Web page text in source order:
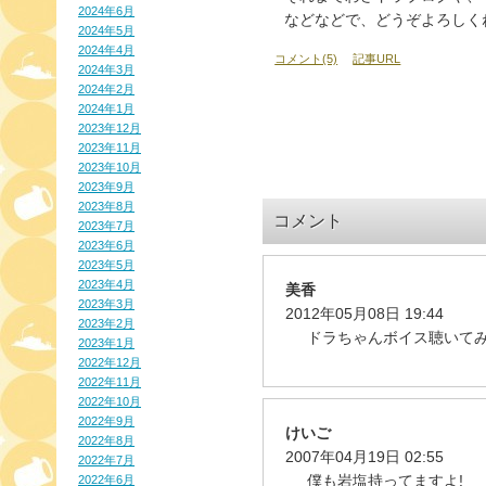
2024年6月
2024年5月
2024年4月
2024年3月
2024年2月
2024年1月
2023年12月
2023年11月
2023年10月
2023年9月
2023年8月
2023年7月
2023年6月
2023年5月
2023年4月
2023年3月
2023年2月
2023年1月
2022年12月
2022年11月
2022年10月
2022年9月
2022年8月
2022年7月
2022年6月
などなどで、どうぞよろし
コメント(5) 記事URL
コメント
美香
2012年05月08日 19:44
ドラちゃんボイス聴いて
けいご
2007年04月19日 02:55
僕も岩塩持ってますよ!